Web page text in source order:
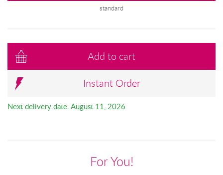
standard
Add to cart
Instant Order
Next delivery date: August 11, 2026
For You!